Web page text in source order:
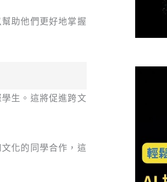
助他們更好地掌握
生。這將促進跨文
化的同學合作，這